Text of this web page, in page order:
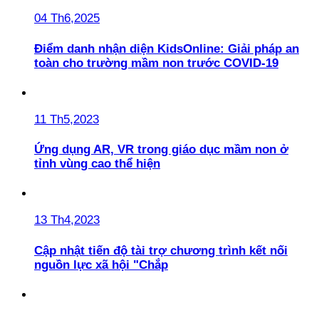
04 Th6,2025
Điểm danh nhận diện KidsOnline: Giải pháp an
toàn cho trường mầm non trước COVID-19
11 Th5,2023
Ứng dụng AR, VR trong giáo dục mầm non ở
tỉnh vùng cao thể hiện
13 Th4,2023
Cập nhật tiến độ tài trợ chương trình kết nối
nguồn lực xã hội "Chắp